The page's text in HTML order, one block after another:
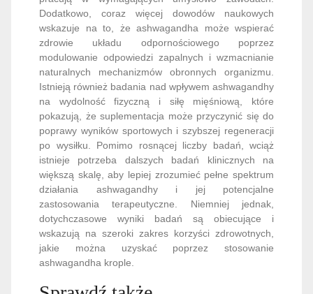
naturalnych mechanizmów obronnych organizmu.
Istnieją również badania nad wpływem ashwagandhy
na wydolność fizyczną i siłę mięśniową, które
pokazują, że suplementacja może przyczynić się do
poprawy wyników sportowych i szybszej regeneracji
po wysiłku. Pomimo rosnącej liczby badań, wciąż
istnieje potrzeba dalszych badań klinicznych na
większą skalę, aby lepiej zrozumieć pełne spektrum
działania ashwagandhy i jej potencjalne
zastosowania terapeutyczne. Niemniej jednak,
dotychczasowe wyniki badań są obiecujące i
wskazują na szeroki zakres korzyści zdrowotnych,
jakie można uzyskać poprzez stosowanie
ashwagandha krople.
Sprawdź także
Krople witaminy A na twarz
retinol lub retinal, to prawdziwy